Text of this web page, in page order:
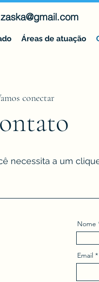
Áreas de atuação
conectar
necessita a um
Nome
Email